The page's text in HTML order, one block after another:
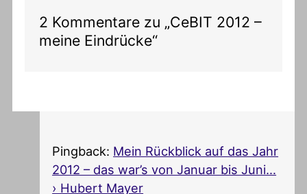
2 Kommentare zu „CeBIT 2012 –
meine Eindrücke“
Pingback: Mein Rückblick auf das Jahr
2012 – das war’s von Januar bis Juni…
› Hubert Mayer